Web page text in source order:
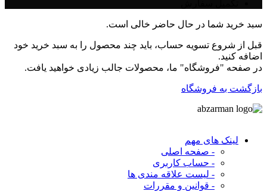
سبد خرید شما در حال حاضر خالی است.
قبل از شروع تسویه حساب، باید چند محصول را به سبد خرید خود
اضافه کنید.
در صفحه "فروشگاه" ما، محصولات جالب زیادی خواهید یافت.
بازگشت به فروشگاه
لینک های مهم
- صفحه اصلی
- حساب کاربری
- لیست علاقه مندی ها
- قوانین و مقررات